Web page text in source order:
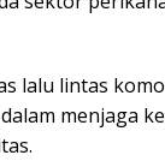
lalu lintas
menjaga